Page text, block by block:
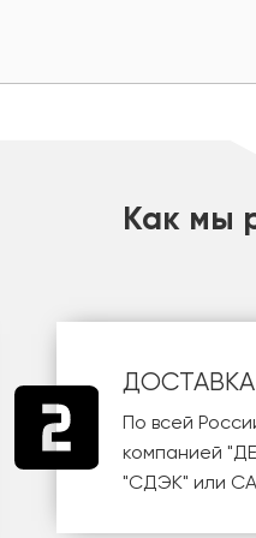
Как мы
ДОСТАВКА
По всей
компанией
"СДЭК" или